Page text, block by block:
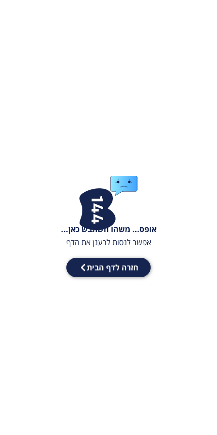
אופס... משהו השתבש כאן...
אפשר לנסות לרענן את הדף
חזרה לדף הבית